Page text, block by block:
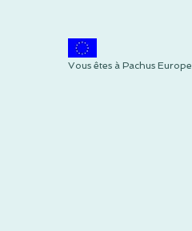
Vous êtes à Pachus Europe